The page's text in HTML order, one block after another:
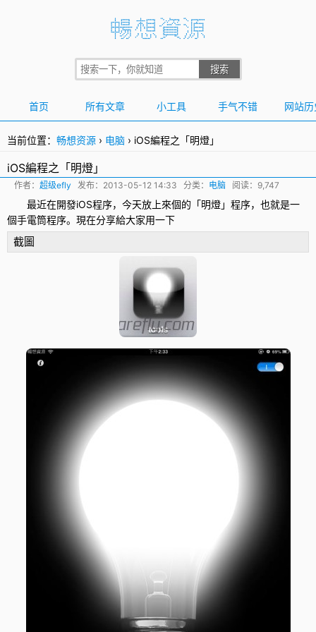
首页 所有文章 小工具 手气不错 网站历
当前位置： 畅想资源 › 电脑 › iOS編程之「明燈」
iOS編程之「明燈」
作者： 超级efly 发布： 2013-05-12 14:33 分类： 电脑 阅读：9,747
最近在開發iOS程序，今天放上來個的「明燈」程序，也就是一
個手電筒程序。現在分享給大家用一下
截圖